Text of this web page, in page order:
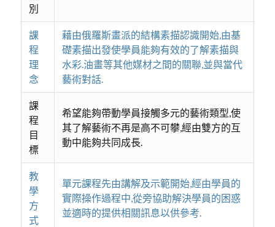
別
課
程
理
念
藉由俄羅斯畫派的結構素描認識開始,由基
礎素描出發使學員能夠有效的了解素描與
水彩.油畫等其他媒材之間的關聯,並與當代
藝術對話.
課
程
目
標
希望能夠帶動學員接觸多元的藝術類型,使
其了解藝術不再是高不可攀,經由雙方的互
動中能夠共同成長.
教
學
方
式
單元課程先由講解及示範開始,經由學員的
實際操作過程中,從旁協助解決學員的困惑
並適時的提供相關訊息以供參考.